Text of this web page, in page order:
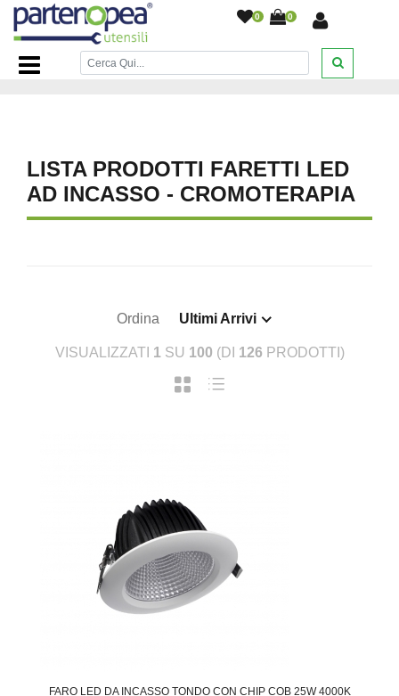
0 0
Home Page/ILLUMINAZIONE LED/FARETTI LED AD
INCASSO - CROMOTERAPIA/
LISTA PRODOTTI FARETTI LED
AD INCASSO - CROMOTERAPIA
Ordina Ultimi Arrivi
VISUALIZZATI 1 SU 100 (DI 126 PRODOTTI)
FARO LED DA INCASSO TONDO CON CHIP COB 25W 4000K